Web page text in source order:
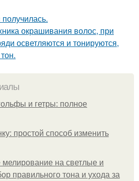
окрашивания волос, при
осветляются и тонируются,
и гетры: полное
простой способ изменить
на светлые и
правильного тона и ухода за